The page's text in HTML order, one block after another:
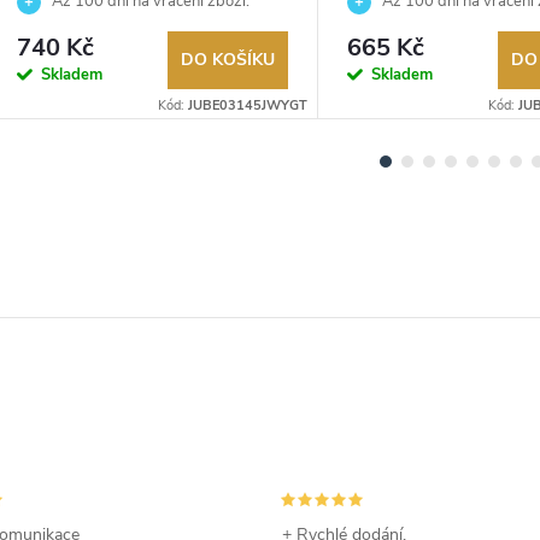
Autorizovaný prodejce.
740 Kč
Skladem
DO KOŠÍKU
Kód: JUBE03145JWYGT
Autorizovaný prodejce.
665 Kč
Skladem
Kód:
+ Rychlé dodání,